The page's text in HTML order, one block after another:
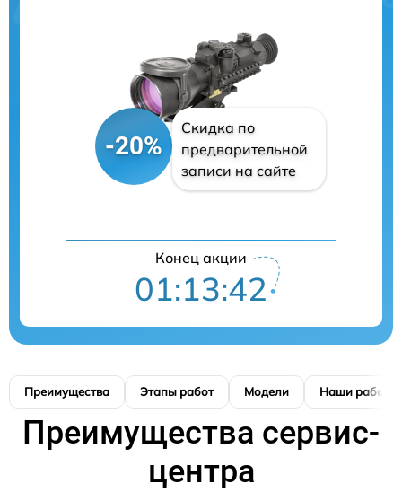
-20%
Скидка по
предварительной
записи на сайте
Конец акции
01:13:41
Преимущества Этапы работ Модели Наши работы
Преимущества сервис-
центра